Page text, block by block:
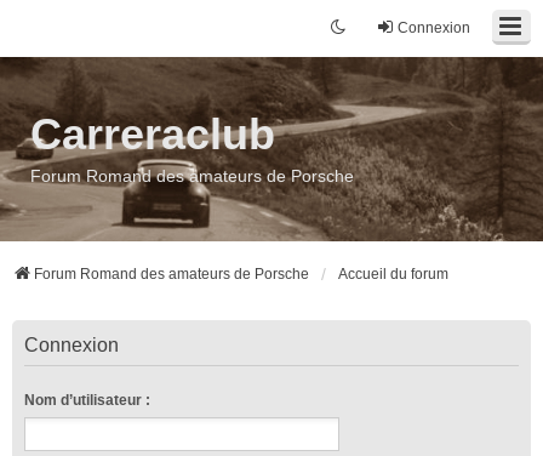
Connexion
Carreraclub
Forum Romand des amateurs de Porsche
Forum Romand des amateurs de Porsche Accueil du forum
Connexion
Nom d’utilisateur :